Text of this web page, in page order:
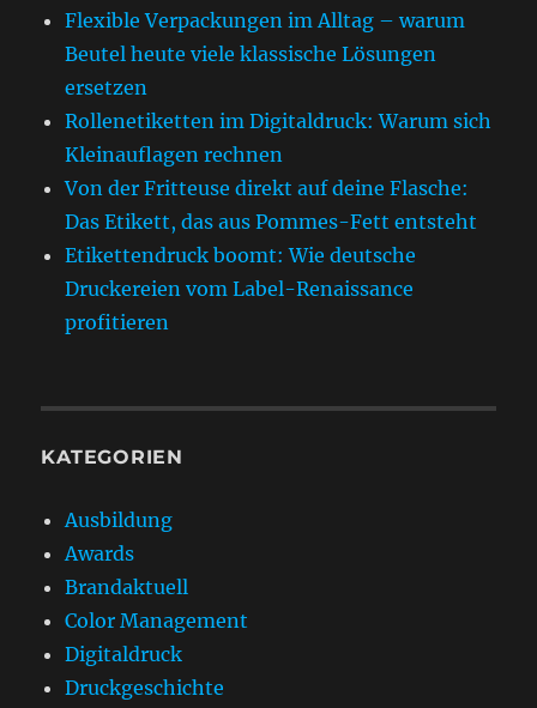
Flexible Verpackungen im Alltag – warum
Beutel heute viele klassische Lösungen
ersetzen
Rollenetiketten im Digitaldruck: Warum sich
Kleinauflagen rechnen
Von der Fritteuse direkt auf deine Flasche:
Das Etikett, das aus Pommes-Fett entsteht
Etikettendruck boomt: Wie deutsche
Druckereien vom Label-Renaissance
profitieren
KATEGORIEN
Ausbildung
Awards
Brandaktuell
Color Management
Digitaldruck
Druckgeschichte